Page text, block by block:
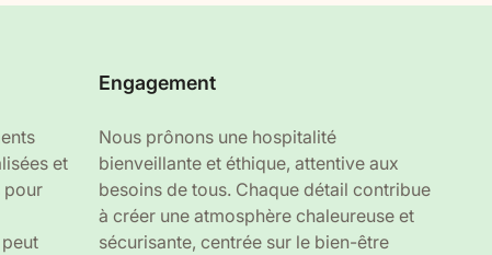
et
pour
Engagement
Nous prônons une hospitalité
bienveillante et éthique, attentive aux
besoins de tous. Chaque détail contribue
à créer une atmosphère chaleureuse et
sécurisante, centrée sur le bien-être